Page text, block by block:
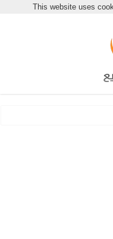
للجميعThis website uses